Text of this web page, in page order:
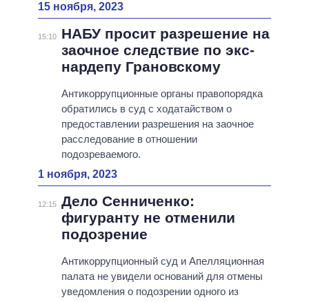
15 ноября, 2023
15:10
НАБУ просит разрешение на
заочное следствие по экс-
нардепу Грановскому
Антикоррупционные органы правопорядка
обратились в суд с ходатайством о
предоставлении разрешения на заочное
расследование в отношении
подозреваемого.
1 ноября, 2023
12:15 Дело Сенниченко:
фигуранту не отменили
подозрение
Антикоррупционный суд и Апелляционная
палата не увидели оснований для отмены
уведомления о подозрении одного из